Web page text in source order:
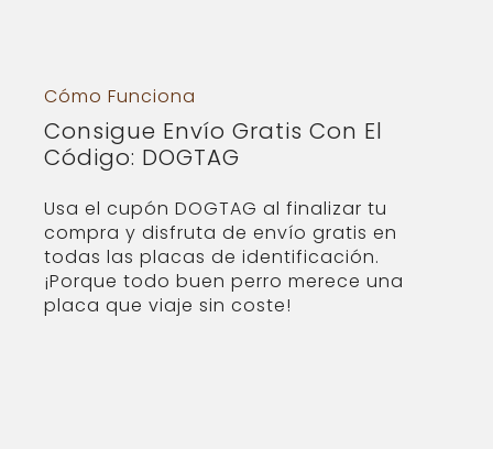
Cómo Funciona
Consigue Envío Gratis Con El
Código: DOGTAG
Usa el cupón DOGTAG al finalizar tu
compra y disfruta de envío gratis en
todas las placas de identificación.
¡Porque todo buen perro merece una
placa que viaje sin coste!